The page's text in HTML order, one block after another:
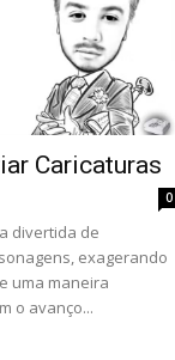
Caricaturas
0
divertida de
exagerando
uma maneira
o avanço...